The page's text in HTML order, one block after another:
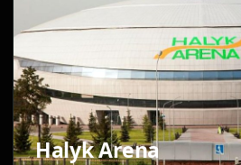
Halyk Arena